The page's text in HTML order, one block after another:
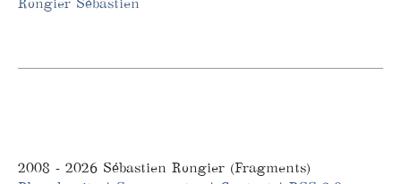
Rongier Sébastien
2008 - 2026 Sébastien Rongier (Fragments)